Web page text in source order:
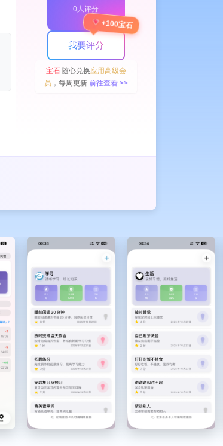
0人评分
我要评分
+100宝石
宝石随心兑换应用高级会
员 ，每周更新 前往查看 >>